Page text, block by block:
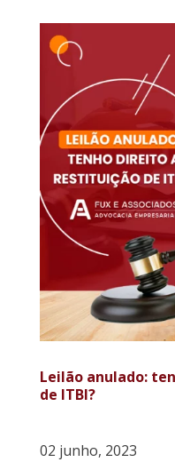
Leilão anulado:
de ITBI?
02 junho, 2023